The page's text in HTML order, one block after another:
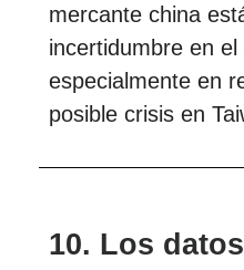
mercante china
incertidumbre en
especialmente en
posible crisis en
10. Los